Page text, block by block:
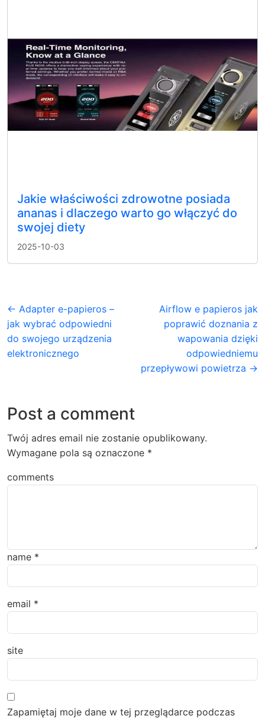
Jakie właściwości zdrowotne posiada
ananas i dlaczego warto go włączyć do
swojej diety
2025-10-03
← Adapter e-papieros –
jak wybrać odpowiedni
do swojego urządzenia
elektronicznego
Airflow e papieros jak
poprawić doznania z
wapowania dzięki
odpowiedniemu
przepływowi powietrza →
Post a comment
Twój adres email nie zostanie opublikowany.
Wymagane pola są oznaczone *
comments
name *
email *
site
Zapamiętaj moje dane w tej przeglądarce podczas